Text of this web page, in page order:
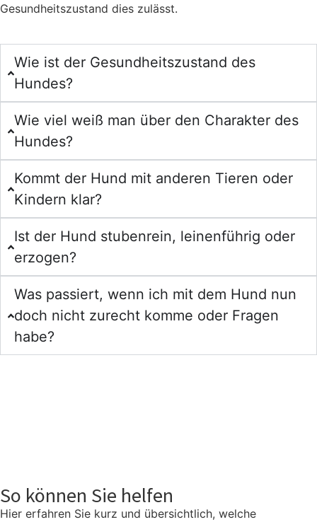
Gesundheitszustand dies zulässt.
Wie ist der Gesundheitszustand des
Hundes?
Wie viel weiß man über den Charakter des
Hundes?
Kommt der Hund mit anderen Tieren oder
Kindern klar?
Ist der Hund stubenrein, leinenführig oder
erzogen?
Was passiert, wenn ich mit dem Hund nun
doch nicht zurecht komme oder Fragen
habe?
So können Sie helfen
Hier erfahren Sie kurz und übersichtlich, welche